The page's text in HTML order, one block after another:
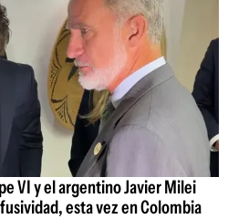
VI y el argentino Javier Milei
esta vez en Colombia